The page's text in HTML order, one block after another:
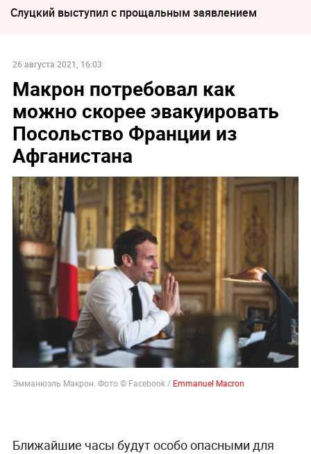
Слуцкий выступил с прощальным заявлением
26 августа 2021, 16:03
Макрон потребовал как
можно скорее эвакуировать
Посольство Франции из
Афганистана
Эмманюэль Макрон. Фото © Facebook / Emmanuel Macron
Ближайшие часы будут особо опасными для